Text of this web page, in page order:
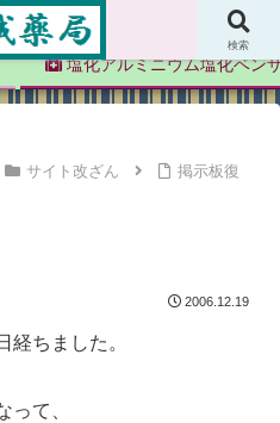
薬局
塩化アルミニウム塩化ベン
サイト改ざん
掲示板復
2006.12.19
経ちました。
って、
検索